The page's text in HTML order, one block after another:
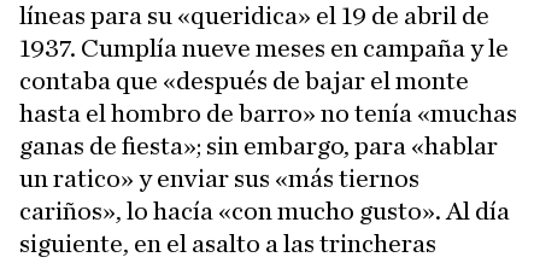
líneas para su «queridica» el 19 de abril de
1937. Cumplía nueve meses en campaña y le
contaba que «después de bajar el monte
hasta el hombro de barro» no tenía «muchas
ganas de fiesta»; sin embargo, para «hablar
un ratico» y enviar sus «más tiernos
cariños», lo hacía «con mucho gusto». Al día
siguiente, en el asalto a las trincheras